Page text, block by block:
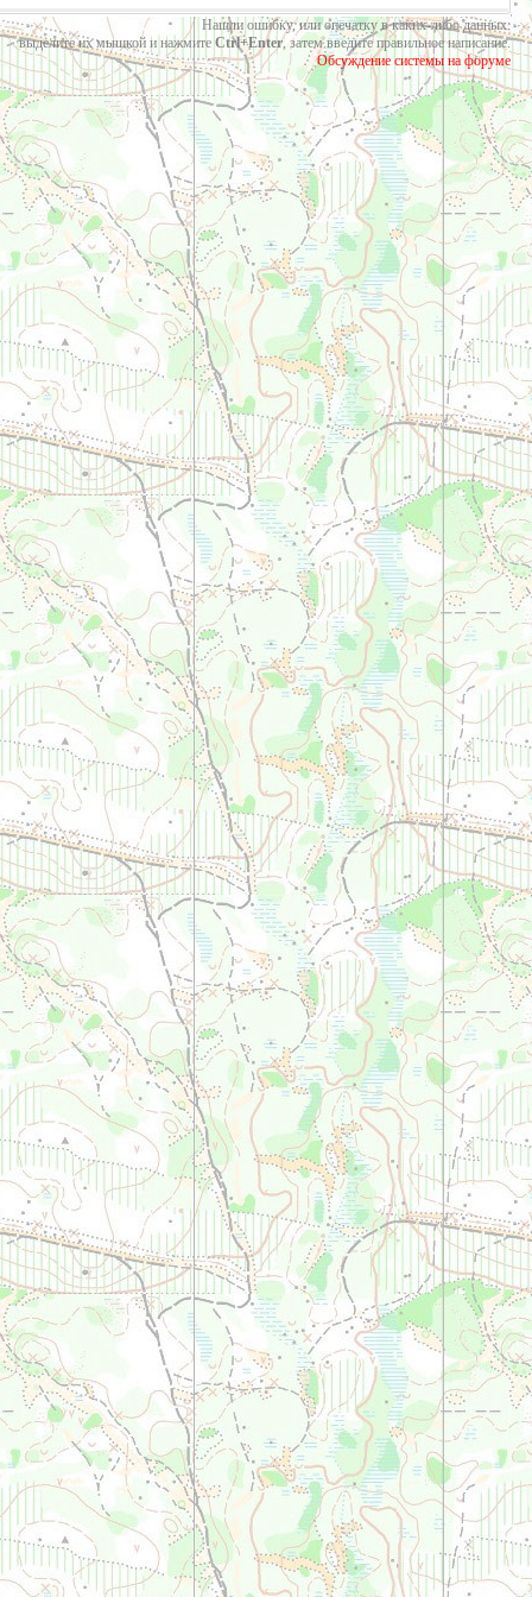
Нашли ошибку, или опечатку в каких-либо данных:
выделите их мышкой и нажмите Ctrl+Enter, затем введите правильное написание.
Обсуждение системы на форуме